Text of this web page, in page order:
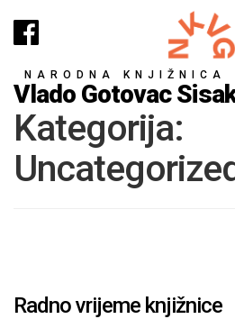
NARODNA KNJIŽNICA
Vlado Gotovac
Kategorija:
Radno vrijeme knjižnice